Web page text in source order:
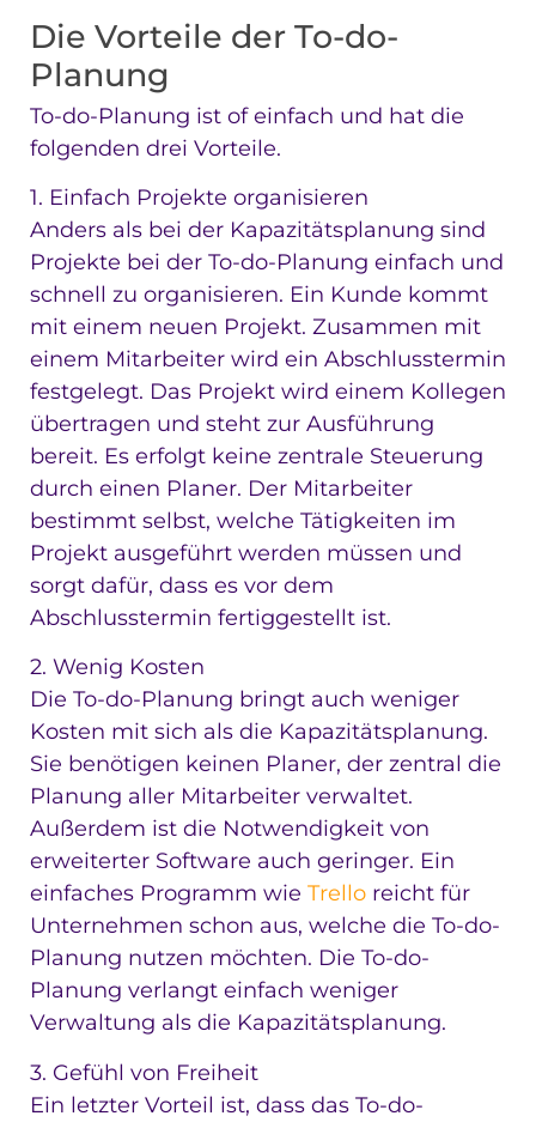
Die Vorteile der To-do-
Planung
To-do-Planung ist of einfach und hat die
folgenden drei Vorteile.
1. Einfach Projekte organisieren
Anders als bei der Kapazitätsplanung sind
Projekte bei der To-do-Planung einfach und
schnell zu organisieren. Ein Kunde kommt
mit einem neuen Projekt. Zusammen mit
einem Mitarbeiter wird ein Abschlusstermin
festgelegt. Das Projekt wird einem Kollegen
übertragen und steht zur Ausführung
bereit. Es erfolgt keine zentrale Steuerung
durch einen Planer. Der Mitarbeiter
bestimmt selbst, welche Tätigkeiten im
Projekt ausgeführt werden müssen und
sorgt dafür, dass es vor dem
Abschlusstermin fertiggestellt ist.
2. Wenig Kosten
Die To-do-Planung bringt auch weniger
Kosten mit sich als die Kapazitätsplanung.
Sie benötigen keinen Planer, der zentral die
Planung aller Mitarbeiter verwaltet.
Außerdem ist die Notwendigkeit von
erweiterter Software auch geringer. Ein
einfaches Programm wie Trello reicht für
Unternehmen schon aus, welche die To-do-
Planung nutzen möchten. Die To-do-
Planung verlangt einfach weniger
Verwaltung als die Kapazitätsplanung.
3. Gefühl von Freiheit
Ein letzter Vorteil ist, dass das To-do-